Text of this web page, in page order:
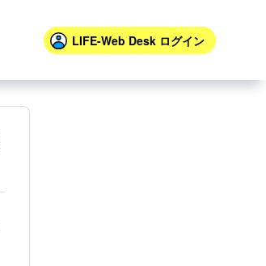
LIFE-Web Desk ログイン